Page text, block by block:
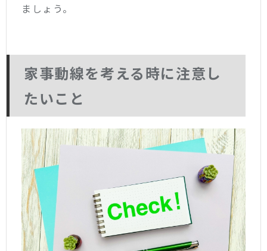
ましょう。
家事動線を考える時に注意し
たいこと